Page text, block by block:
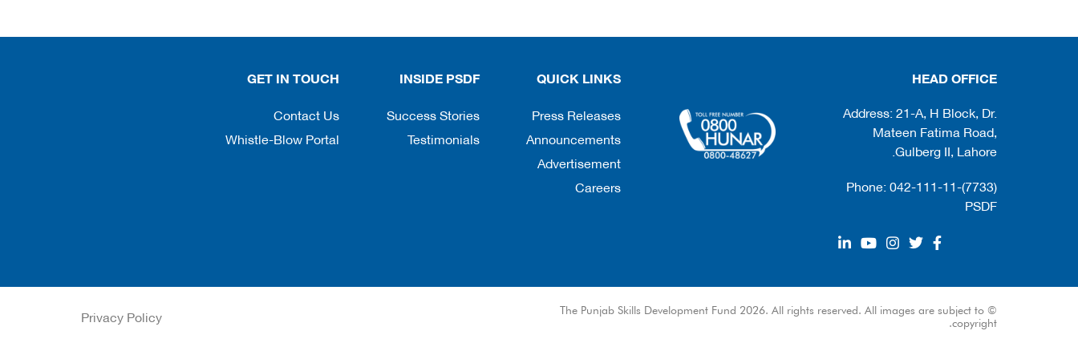
HEAD OFFICE
Address: 21-A, H Block, Dr.
Mateen Fatima Road,
Gulberg II, Lahore.
Phone: 042-111-11-(7733)
PSDF
QUICK LINKS
Press Releases
Announcements
Advertisement
Careers
INSIDE PSDF
Success Stories
Testimonials
GET IN TOUCH
Contact Us
Whistle-Blow Portal
© The Punjab Skills Development Fund 2026. All rights reserved. All images are subject to
copyright.
Privacy Policy